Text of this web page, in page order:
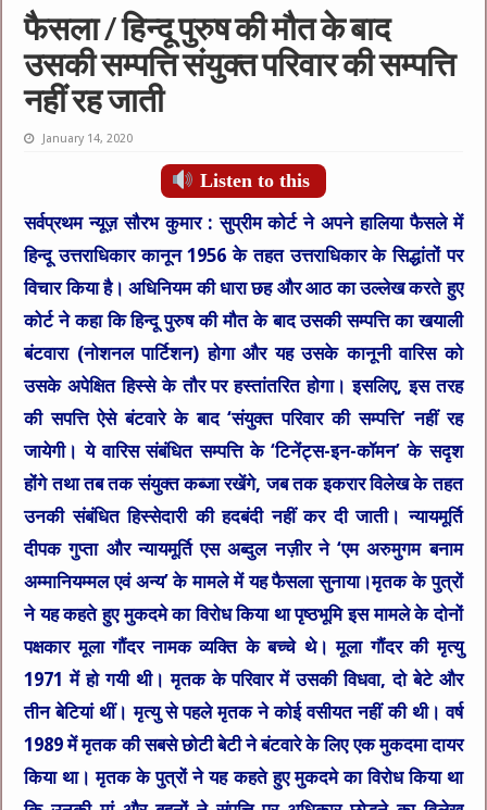
फैसला / हिन्दू पुरुष की मौत के बाद
उसकी सम्पत्ति संयुक्त परिवार की सम्पत्ति
नहीं रह जाती
January 14, 2020
Listen to this
सर्वप्रथम न्यूज़ सौरभ कुमार : सुप्रीम कोर्ट ने अपने हालिया फैसले में
हिन्दू उत्तराधिकार कानून 1956 के तहत उत्तराधिकार के सिद्धांतों पर
विचार किया है। अधिनियम की धारा छह और आठ का उल्लेख करते हुए
कोर्ट ने कहा कि हिन्दू पुरुष की मौत के बाद उसकी सम्पत्ति का खयाली
बंटवारा (नोशनल पार्टिशन) होगा और यह उसके कानूनी वारिस को
उसके अपेक्षित हिस्से के तौर पर हस्तांतरित होगा। इसलिए, इस तरह
की सपत्ति ऐसे बंटवारे के बाद ‘संयुक्त परिवार की सम्पत्ति’ नहीं रह
जायेगी। ये वारिस संबंधित सम्पत्ति के ‘टिनेंट्स-इन-कॉमन’ के सदृश
होंगे तथा तब तक संयुक्त कब्जा रखेंगे, जब तक इकरार विलेख के तहत
उनकी संबंधित हिस्सेदारी की हदबंदी नहीं कर दी जाती। न्यायमूर्ति
दीपक गुप्ता और न्यायमूर्ति एस अब्दुल नज़ीर ने ‘एम अरुमुगम बनाम
अम्मानियम्मल एवं अन्य’ के मामले में यह फैसला सुनाया।मृतक के पुत्रों
ने यह कहते हुए मुकदमे का विरोध किया था पृष्ठभूमि इस मामले के दोनों
पक्षकार मूला गौंदर नामक व्यक्ति के बच्चे थे। मूला गौंदर की मृत्यु
1971 में हो गयी थी। मृतक के परिवार में उसकी विधवा, दो बेटे और
तीन बेटियां थीं। मृत्यु से पहले मृतक ने कोई वसीयत नहीं की थी। वर्ष
1989 में मृतक की सबसे छोटी बेटी ने बंटवारे के लिए एक मुकदमा दायर
किया था। मृतक के पुत्रों ने यह कहते हुए मुकदमे का विरोध किया था